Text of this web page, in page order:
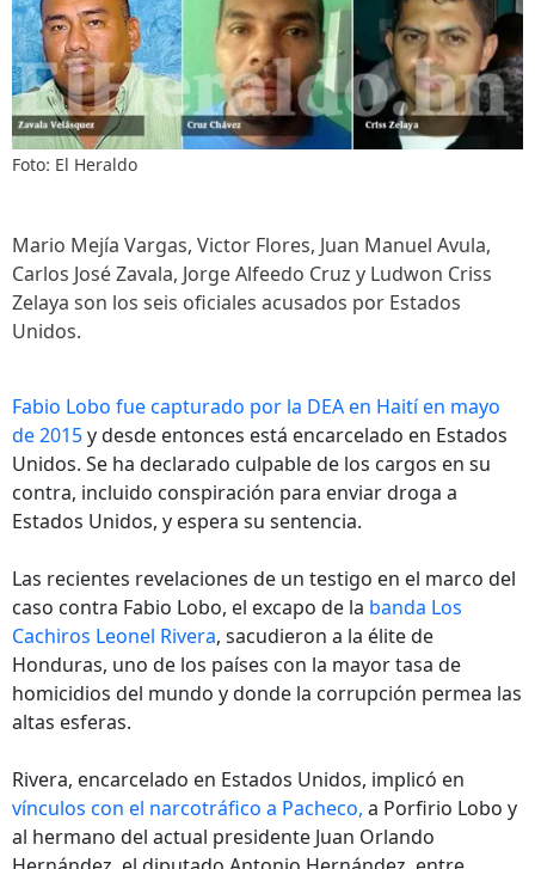
Foto: El Heraldo
Mario Mejía Vargas, Victor Flores, Juan Manuel Avula,
Carlos José Zavala, Jorge Alfeedo Cruz y Ludwon Criss
Zelaya son los seis oficiales acusados por Estados
Unidos.
Fabio Lobo fue capturado por la DEA en Haití en mayo
de 2015y desde entonces está encarcelado en Estados
Unidos. Se ha declarado culpable de los cargos en su
contra, incluido conspiración para enviar droga a
Estados Unidos, y espera su sentencia.
Las recientes revelaciones de un testigo en el marco del
caso contra Fabio Lobo, el excapo de la banda Los
Cachiros Leonel Rivera, sacudieron a la élite de
Honduras, uno de los países con la mayor tasa de
homicidios del mundo y donde la corrupción permea las
altas esferas.
Rivera, encarcelado en Estados Unidos, implicó en
vínculos con el narcotráfico a Pacheco, a Porfirio Lobo y
al hermano del actual presidente Juan Orlando